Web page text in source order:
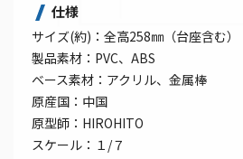
仕様
サイズ(約)：全高258㎜（台座含む）
製品素材：PVC、ABS
ベース素材：アクリル、金属棒
原産国：中国
原型師：HIROHITO
スケール：１/７